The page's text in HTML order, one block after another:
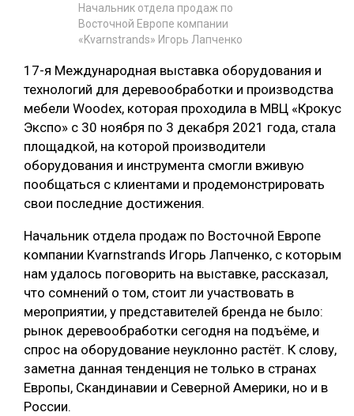
Начальник отдела продаж по
Восточной Европе компании
«Kvarnstrands» Игорь Лапченко
17-я Международная выставка оборудования и
технологий для деревообработки и производства
мебели Woodex, которая проходила в МВЦ «Крокус
Экспо» с 30 ноября по 3 декабря 2021 года, стала
площадкой, на которой производители
оборудования и инструмента смогли вживую
пообщаться с клиентами и продемонстрировать
свои последние достижения.
Начальник отдела продаж по Восточной Европе
компании Kvarnstrands Игорь Лапченко, с которым
нам удалось поговорить на выставке, рассказал,
что сомнений о том, стоит ли участвовать в
мероприятии, у представителей бренда не было:
рынок деревообработки сегодня на подъёме, и
спрос на оборудование неуклонно растёт. К слову,
заметна данная тенденция не только в странах
Европы, Скандинавии и Северной Америки, но и в
России.